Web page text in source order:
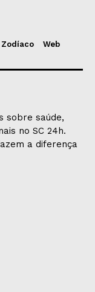
Zodíaco
Web
sobre saúde,
no SC 24h.
a diferença